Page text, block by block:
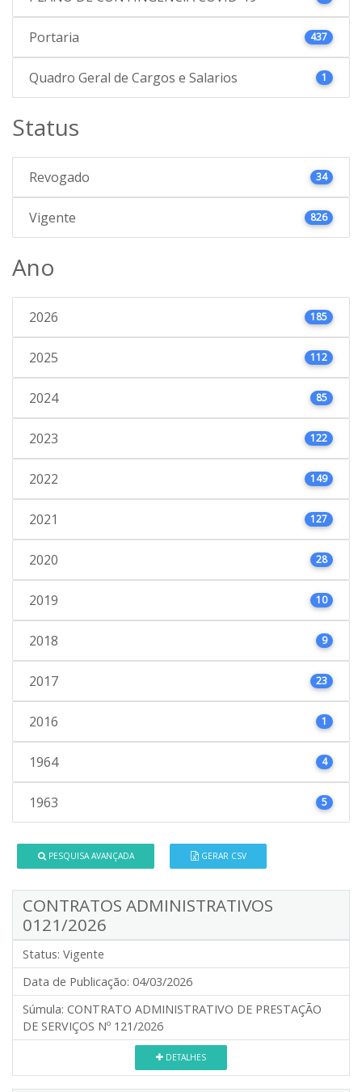
Portaria 437
Quadro Geral de Cargos e Salarios 1
Status
Revogado 34
Vigente 826
Ano
2026 185
2025 112
2024 85
2023 122
2022 149
2021 127
2020 28
2019 10
2018 9
2017 23
2016 1
1964 4
1963 5
PESQUISA AVANÇADA GERAR CSV
CONTRATOS ADMINISTRATIVOS
0121/2026
Status: Vigente
Data de Publicação: 04/03/2026
Súmula: CONTRATO ADMINISTRATIVO DE PRESTAÇÃO
DE SERVIÇOS Nº 121/2026
DETALHES